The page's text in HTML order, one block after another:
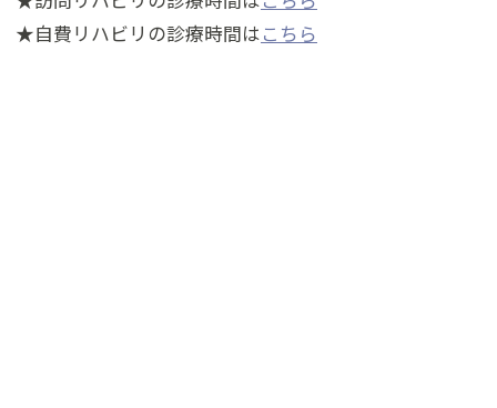
★自費リハビリの診療時間はこちら